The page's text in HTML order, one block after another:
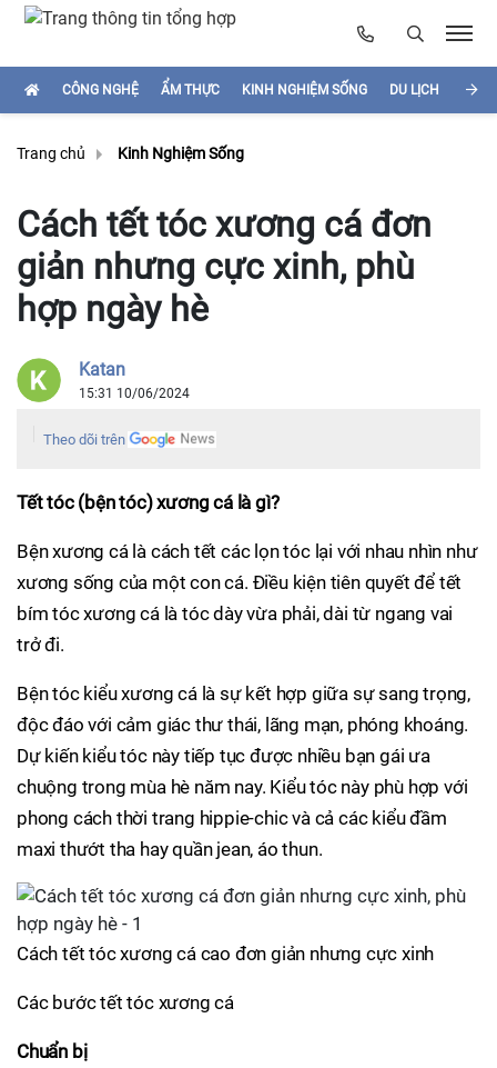
CÔNG NGHỆ ẨM THỰC KINH NGHIỆM SỐNG DU LỊCH
Trang chủ Kinh Nghiệm Sống
Cách tết tóc xương cá đơn
giản nhưng cực xinh, phù
hợp ngày hè
Katan
15:31 10/06/2024
Theo dõi trên
Tết tóc (bện tóc) xương cá là gì?
Bện xương cá là cách tết các lọn tóc lại với nhau nhìn như
xương sống của một con cá. Điều kiện tiên quyết để tết
bím tóc xương cá là tóc dày vừa phải, dài từ ngang vai
trở đi.
Bện tóc kiểu xương cá là sự kết hợp giữa sự sang trọng,
độc đáo với cảm giác thư thái, lãng mạn, phóng khoáng.
Dự kiến kiểu tóc này tiếp tục được nhiều bạn gái ưa
chuộng trong mùa hè năm nay. Kiểu tóc này phù hợp với
phong cách thời trang hippie-chic và cả các kiểu đầm
maxi thướt tha hay quần jean, áo thun.
Cách tết tóc xương cá cao đơn giản nhưng cực xinh
Các bước tết tóc xương cá
Chuẩn bị